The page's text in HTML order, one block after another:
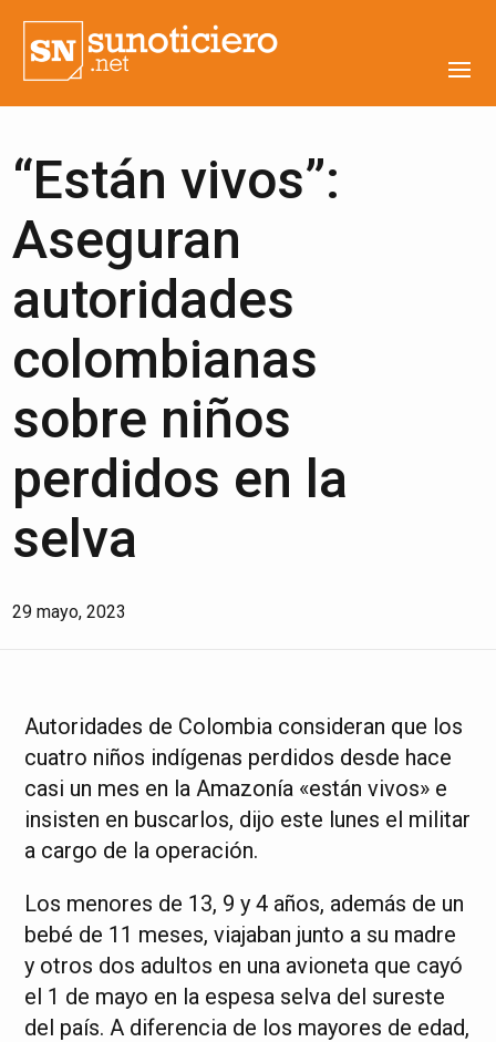
“Están vivos”:
Aseguran
autoridades
colombianas
sobre niños
perdidos en la
selva
29 mayo, 2023
Autoridades de Colombia consideran que los
cuatro niños indígenas perdidos desde hace
casi un mes en la Amazonía «están vivos» e
insisten en buscarlos, dijo este lunes el militar
a cargo de la operación.
Los menores de 13, 9 y 4 años, además de un
bebé de 11 meses, viajaban junto a su madre
y otros dos adultos en una avioneta que cayó
el 1 de mayo en la espesa selva del sureste
del país. A diferencia de los mayores de edad,